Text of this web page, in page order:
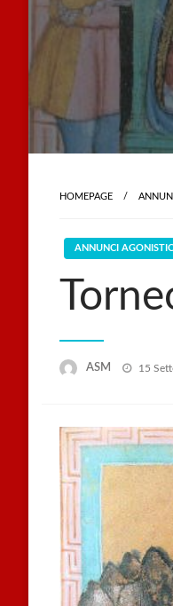
HOMEPAGE
ANNUNCI
ASM
Posted
15